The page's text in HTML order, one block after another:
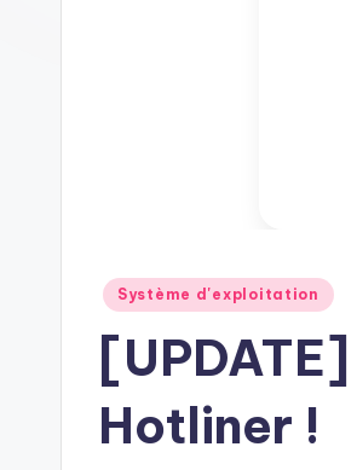
Posted
Système d'exploitation
Hotliner !